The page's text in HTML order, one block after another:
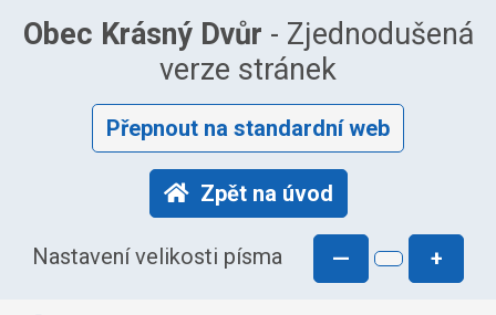
Obec Krásný Dvůr - Zjednodušená
verze stránek
Přepnout na standardní web
Zpět na úvod
Nastavení velikosti písma — +